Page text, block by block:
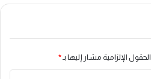
الحقول الإلزامية مشار إليها بـ*